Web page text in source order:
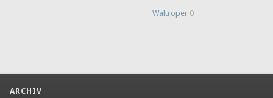
Waltroper 0
ARCHIV